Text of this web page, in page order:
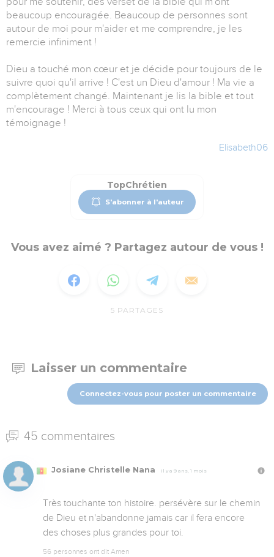
beaucoup encouragée. Beaucoup de personnes sont
autour de moi pour m'aider et me comprendre, je les
remercie infiniment !
Dieu a touché mon cœur et je décide pour toujours de le
suivre quoi qu'il arrive ! C'est un Dieu d'amour ! Ma vie a
complètement changé. Maintenant je lis la bible et tout
m'encourage ! Merci à tous ceux qui ont lu mon
témoignage !
Elisabeth06
TopChrétien
S'abonner à l'auteur
Vous avez aimé ? Partagez autour de vous !
5 PARTAGES
Laisser un commentaire
Connectez-vous pour poster un commentaire
45 commentaires
Josiane Christelle Nana Il y a 9 ans, 1 mois
Très touchante ton histoire. persévère sur le chemin
de Dieu et n'abandonne jamais car il fera encore
des choses plus grandes pour toi.
56 personnes ont dit Amen